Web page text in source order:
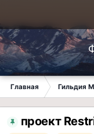
Главная Гильдия
проект